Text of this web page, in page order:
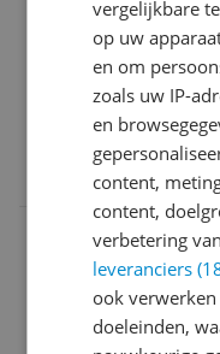
haakje of iets,
kunnen klemmen
De app heeft veel
tijd moet nemen.
groot
warm
Ja, ik beveel dit
0 reactiesReageer
29-
Prettig en mooi
vergelijkbare
op uw
en om
zoals uw IP-
en
content,
content,
verbetering
leveranciers
ook
doeleinden,